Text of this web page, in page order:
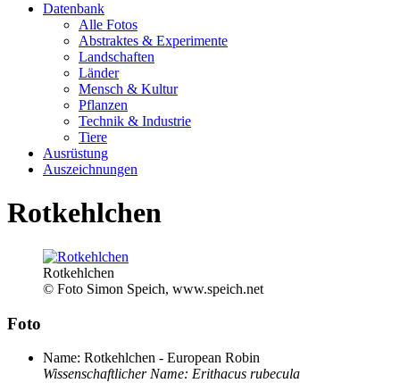
Datenbank
Alle Fotos
Abstraktes & Experimente
Landschaften
Länder
Mensch & Kultur
Pflanzen
Technik & Industrie
Tiere
Ausrüstung
Auszeichnungen
Rotkehlchen
Rotkehlchen
© Foto Simon Speich, www.speich.net
Foto
Name: Rotkehlchen - European Robin
Wissenschaftlicher Name: Erithacus rubecula